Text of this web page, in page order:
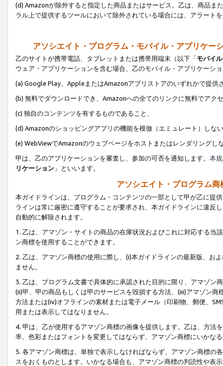
(d) Amazonが除外すると指定した商品またはサービス。乙は、商品ま
ラル上で提供するツールにおいて除外されている場合には、アラート
アソシエイト・プログラム・モバイル・アプリケー
乙のサイトが携帯電話、タブレットまたは携帯用端末（以下「モバイ
ウェア・アプリケーションを含む場合、乙のモバイル・アプリケーシ
(a) Google Play、AppleまたはAmazonアプリストアのいずれかで提供
(b) 無料でダウンロードでき、Amazonへの全てのリンクに無料でアク
(c) 独自のコンテンツを有するものであること、
(d) Amazonのショッピングアプリの機能を模倣（エミュレート）しな
(e) WebViewでAmazonのウェブページをホストまたはレンダリングし
甲は、乙のアプリケーションを審査し、参加の可否を通知します。 本
リケーション 」といいます。
アソシエイト・プログラム
本ガイドラインは、プログラム・コンテンツの一部として甲が乙に提
ラインは常に厳密に遵守することが要求され、本ガイドラインに違反
自動的に解除されます。
1. 乙は、アマゾン・サイトの商品の在庫状況およびこれに対応する
ン商標を使用することができます。
2. 乙は、アマゾン商標の使用に際し、(i)本ガイドラインの最新版、お
ません。
3. 乙は、プログラム文書で具体的に承認された目的に限り、アマゾン
(ii)甲、甲の商品もしくは甲のサービスを毀損する方法、(iii)アマゾン
方法または(iv)オフラインの素材または電子メール（印刷物、郵便、
用または表示してはなりません。
4. 甲は、乙が使用するアマゾン商標の画像を提供します。乙は、方
率、色彩またはフォントを変更してはならず、アマゾン商標にいかな
5. 各アマゾン商標は、単独で表示しなければならず、アマゾン商標
スをおくものとします。いかなる場合も、アマゾン商標の判読性や表